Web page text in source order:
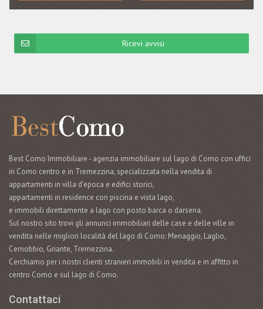
Ricevi avvisi
Best Como Immobiliare - agenzia immobiliare sul lago di Como con uffici
in Como centro e in Tremezzina, specializzata nella vendita di
appartamenti in villa d’epoca e edifici storici,
appartamenti in residence con piscina e vista lago,
e immobili direttamente a lago con posto barca o darsena.
Sul nostro sito trovi gli annunci immobiliari delle case e delle ville in
vendita nelle migliori località del lago di Como: Menaggio, Laglio,
Cernobbio, Griante, Tremezzina.
Cerchiamo per i nostri clienti stranieri immobili in vendita e in affitto in
centro Como e sul lago di Como.
Contattaci